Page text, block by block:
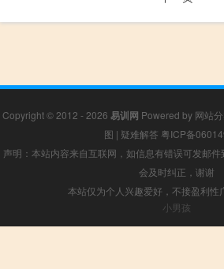
Copyright © 2012 - 2026 易训网 Powered by 网站
图 | 疑难解答 粤ICP备
声明：本站内容来自互联网，如信息有错误可发邮
会及时纠正，谢谢
本站仅为个人兴趣爱好，不接盈利性
小男孩